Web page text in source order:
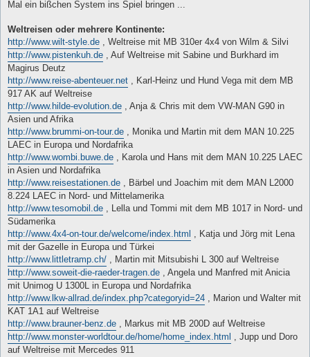
i
a
Mal ein bißchen System ins Spiel bringen ...
Weltreisen oder mehrere Kontinente:
http://www.wilt-style.de , Weltreise mit MB 310er 4x4 von Wilm & Silvi
http://www.pistenkuh.de , Auf Weltreise mit Sabine und Burkhard im
Magirus Deutz
http://www.reise-abenteuer.net , Karl-Heinz und Hund Vega mit dem MB
917 AK auf Weltreise
http://www.hilde-evolution.de , Anja & Chris mit dem VW-MAN G90 in
Asien und Afrika
http://www.brummi-on-tour.de , Monika und Martin mit dem MAN 10.225
LAEC in Europa und Nordafrika
http://www.wombi.buwe.de , Karola und Hans mit dem MAN 10.225 LAEC
in Asien und Nordafrika
http://www.reisestationen.de , Bärbel und Joachim mit dem MAN L2000
8.224 LAEC in Nord- und Mittelamerika
http://www.tesomobil.de , Lella und Tommi mit dem MB 1017 in Nord- und
Südamerika
http://www.4x4-on-tour.de/welcome/index.html
, Katja und Jörg mit Lena
mit der Gazelle in Europa und Türkei
http://www.littletramp.ch/ , Martin mit Mitsubishi L 300 auf Weltreise
http://www.soweit-die-raeder-tragen.de , Angela und Manfred mit Anicia
mit Unimog U 1300L in Europa und Nordafrika
http://www.lkw-allrad.de/index.php?categoryid=24 , Marion und Walter mit
KAT 1A1 auf Weltreise
http://www.brauner-benz.de , Markus mit MB 200D auf Weltreise
http://www.monster-worldtour.de/home/home_index.html
, Jupp und Doro
auf Weltreise mit Mercedes 911